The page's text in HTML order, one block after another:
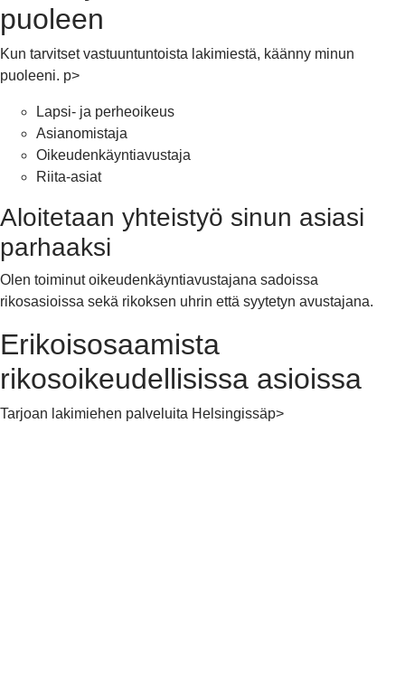
puoleen
Kun tarvitset vastuuntuntoista lakimiestä, käänny minun
puoleeni. p>
Lapsi- ja perheoikeus
Asianomistaja
Oikeudenkäyntiavustaja
Riita-asiat
Aloitetaan yhteistyö sinun asiasi
parhaaksi
Olen toiminut oikeudenkäyntiavustajana sadoissa
rikosasioissa sekä rikoksen uhrin että syytetyn avustajana.
Erikoisosaamista
rikosoikeudellisissa asioissa
Tarjoan lakimiehen palveluita Helsingissäp>